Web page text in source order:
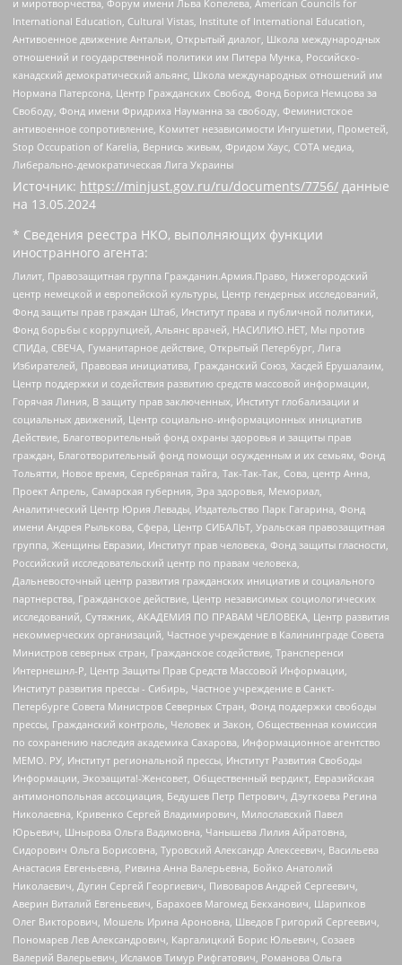
и миротворчества, Форум имени Льва Копелева, American Councils for
International Education, Cultural Vistas, Institute of International Education,
Антивоенное движение Антальи, Открытый диалог, Школа международных
отношений и государственной политики им Питера Мунка, Российско-
канадский демократический альянс, Школа международных отношений им
Нормана Патерсона, Центр Гражданских Свобод, Фонд Бориса Немцова за
Свободу, Фонд имени Фридриха Науманна за свободу, Феминистское
антивоенное сопротивление, Комитет независимости Ингушетии, Прометей,
Stop Occupation of Karelia, Вернись живым, Фридом Хаус, СОТА медиа,
Либерально-демократическая Лига Украины
Источник: https://minjust.gov.ru/ru/documents/7756/ данные
на 13.05.2024
* Сведения реестра НКО, выполняющих функции
иностранного агента:
Лилит, Правозащитная группа Гражданин.Армия.Право, Нижегородский
центр немецкой и европейской культуры, Центр гендерных исследований,
Фонд защиты прав граждан Штаб, Институт права и публичной политики,
Фонд борьбы с коррупцией, Альянс врачей, НАСИЛИЮ.НЕТ, Мы против
СПИДа, СВЕЧА, Гуманитарное действие, Открытый Петербург, Лига
Избирателей, Правовая инициатива, Гражданский Союз, Хасдей Ерушалаим,
Центр поддержки и содействия развитию средств массовой информации,
Горячая Линия, В защиту прав заключенных, Институт глобализации и
социальных движений, Центр социально-информационных инициатив
Действие, Благотворительный фонд охраны здоровья и защиты прав
граждан, Благотворительный фонд помощи осужденным и их семьям, Фонд
Тольятти, Новое время, Серебряная тайга, Так-Так-Так, Сова, центр Анна,
Проект Апрель, Самарская губерния, Эра здоровья, Мемориал,
Аналитический Центр Юрия Левады, Издательство Парк Гагарина, Фонд
имени Андрея Рылькова, Сфера, Центр СИБАЛЬТ, Уральская правозащитная
группа, Женщины Евразии, Институт прав человека, Фонд защиты гласности,
Российский исследовательский центр по правам человека,
Дальневосточный центр развития гражданских инициатив и социального
партнерства, Гражданское действие, Центр независимых социологических
исследований, Сутяжник, АКАДЕМИЯ ПО ПРАВАМ ЧЕЛОВЕКА, Центр развития
некоммерческих организаций, Частное учреждение в Калининграде Совета
Министров северных стран, Гражданское содействие, Трансперенси
Интернешнл-Р, Центр Защиты Прав Средств Массовой Информации,
Институт развития прессы - Сибирь, Частное учреждение в Санкт-
Петербурге Совета Министров Северных Стран, Фонд поддержки свободы
прессы, Гражданский контроль, Человек и Закон, Общественная комиссия
по сохранению наследия академика Сахарова, Информационное агентство
МЕМО. РУ, Институт региональной прессы, Институт Развития Свободы
Информации, Экозащита!-Женсовет, Общественный вердикт, Евразийская
антимонопольная ассоциация, Бедушев Петр Петрович, Дзугкоева Регина
Николаевна, Кривенко Сергей Владимирович, Милославский Павел
Юрьевич, Шнырова Ольга Вадимовна, Чанышева Лилия Айратовна,
Сидорович Ольга Борисовна, Туровский Александр Алексеевич, Васильева
Анастасия Евгеньевна, Ривина Анна Валерьевна, Бойко Анатолий
Николаевич, Дугин Сергей Георгиевич, Пивоваров Андрей Сергеевич,
Аверин Виталий Евгеньевич, Барахоев Магомед Бекханович, Шарипков
Олег Викторович, Мошель Ирина Ароновна, Шведов Григорий Сергеевич,
Пономарев Лев Александрович, Каргалицкий Борис Юльевич, Созаев
Валерий Валерьевич, Исламов Тимур Рифгатович, Романова Ольга